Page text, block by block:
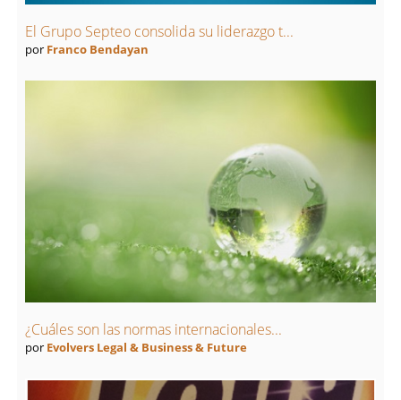
El Grupo Septeo consolida su liderazgo t...
por Franco Bendayan
¿Cuáles son las normas internacionales...
por Evolvers Legal & Business & Future